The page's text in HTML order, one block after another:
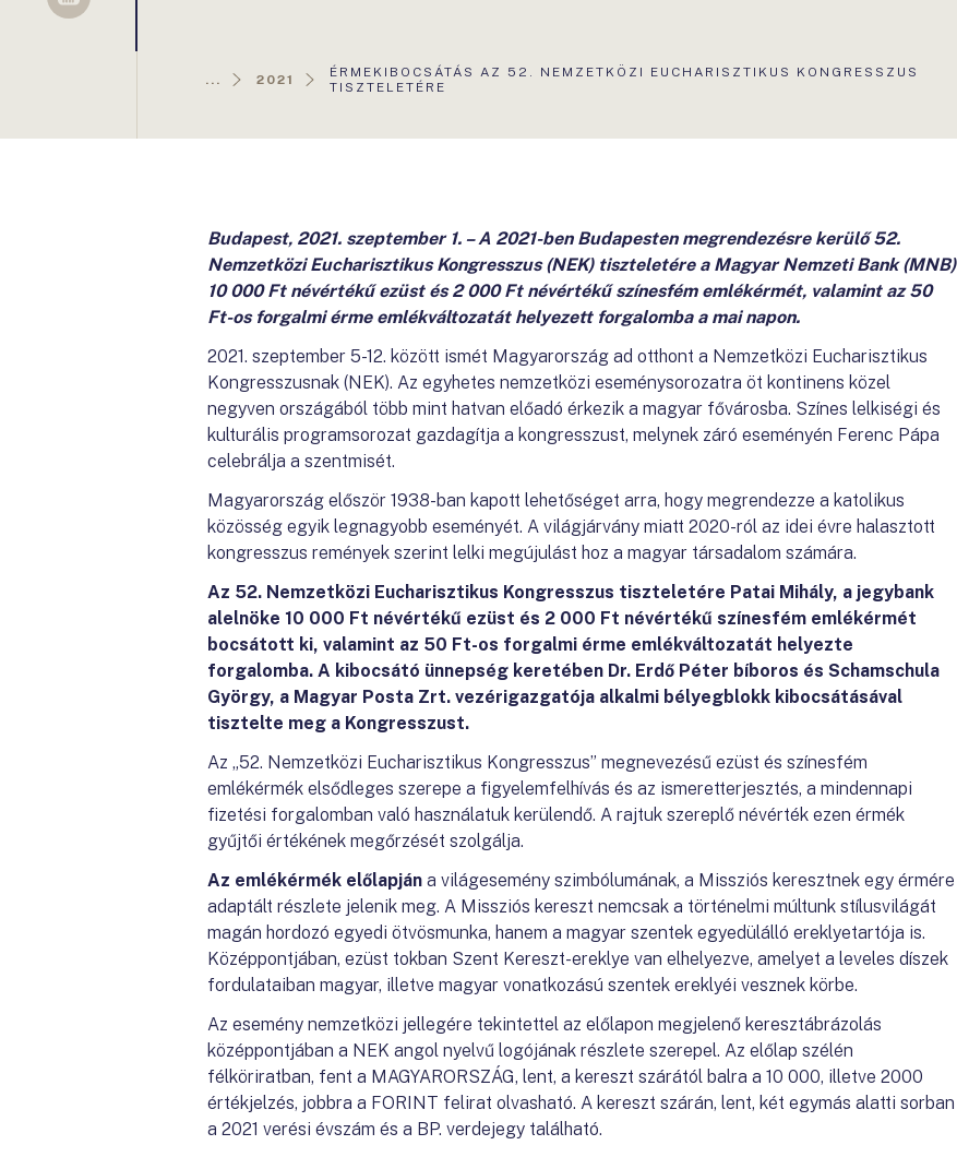
Sellsy
... 2021
AKTUÁLIS
OLDAL:
ÉRMEKIBOCSÁTÁS AZ 52. NEMZETKÖZI EUCHARISZTIKUS KONGRESSZUS
TISZTELETÉRE
Budapest, 2021. szeptember 1. – A 2021-ben Budapesten megrendezésre kerülő 52.
Nemzetközi Eucharisztikus Kongresszus (NEK) tiszteletére a Magyar Nemzeti Bank (MNB)
10 000 Ft névértékű ezüst és 2 000 Ft névértékű színesfém emlékérmét, valamint az 50
Ft-os forgalmi érme emlékváltozatát helyezett forgalomba a mai napon.
2021. szeptember 5-12. között ismét Magyarország ad otthont a Nemzetközi Eucharisztikus
Kongresszusnak (NEK). Az egyhetes nemzetközi eseménysorozatra öt kontinens közel
negyven országából több mint hatvan előadó érkezik a magyar fővárosba. Színes lelkiségi és
kulturális programsorozat gazdagítja a kongresszust, melynek záró eseményén Ferenc Pápa
celebrálja a szentmisét.
Magyarország először 1938-ban kapott lehetőséget arra, hogy megrendezze a katolikus
közösség egyik legnagyobb eseményét. A világjárvány miatt 2020-ról az idei évre halasztott
kongresszus remények szerint lelki megújulást hoz a magyar társadalom számára.
Az 52. Nemzetközi Eucharisztikus Kongresszus tiszteletére Patai Mihály, a jegybank
alelnöke 10 000 Ft névértékű ezüst és 2 000 Ft névértékű színesfém emlékérmét
bocsátott ki, valamint az 50 Ft-os forgalmi érme emlékváltozatát helyezte
forgalomba. A kibocsátó ünnepség keretében Dr. Erdő Péter bíboros és Schamschula
György, a Magyar Posta Zrt. vezérigazgatója alkalmi bélyegblokk kibocsátásával
tisztelte meg a Kongresszust.
Az „52. Nemzetközi Eucharisztikus Kongresszus” megnevezésű ezüst és színesfém
emlékérmék elsődleges szerepe a figyelemfelhívás és az ismeretterjesztés, a mindennapi
fizetési forgalomban való használatuk kerülendő. A rajtuk szereplő névérték ezen érmék
gyűjtői értékének megőrzését szolgálja.
Az emlékérmék előlapján a világesemény szimbólumának, a Missziós keresztnek egy érmére
adaptált részlete jelenik meg. A Missziós kereszt nemcsak a történelmi múltunk stílusvilágát
magán hordozó egyedi ötvösmunka, hanem a magyar szentek egyedülálló ereklyetartója is.
Középpontjában, ezüst tokban Szent Kereszt-ereklye van elhelyezve, amelyet a leveles díszek
fordulataiban magyar, illetve magyar vonatkozású szentek ereklyéi vesznek körbe.
Az esemény nemzetközi jellegére tekintettel az előlapon megjelenő keresztábrázolás
középpontjában a NEK angol nyelvű logójának részlete szerepel. Az előlap szélén
félköriratban, fent a MAGYARORSZÁG, lent, a kereszt szárától balra a 10 000, illetve 2000
értékjelzés, jobbra a FORINT felirat olvasható. A kereszt szárán, lent, két egymás alatti sorban
a 2021 verési évszám és a BP. verdejegy található.